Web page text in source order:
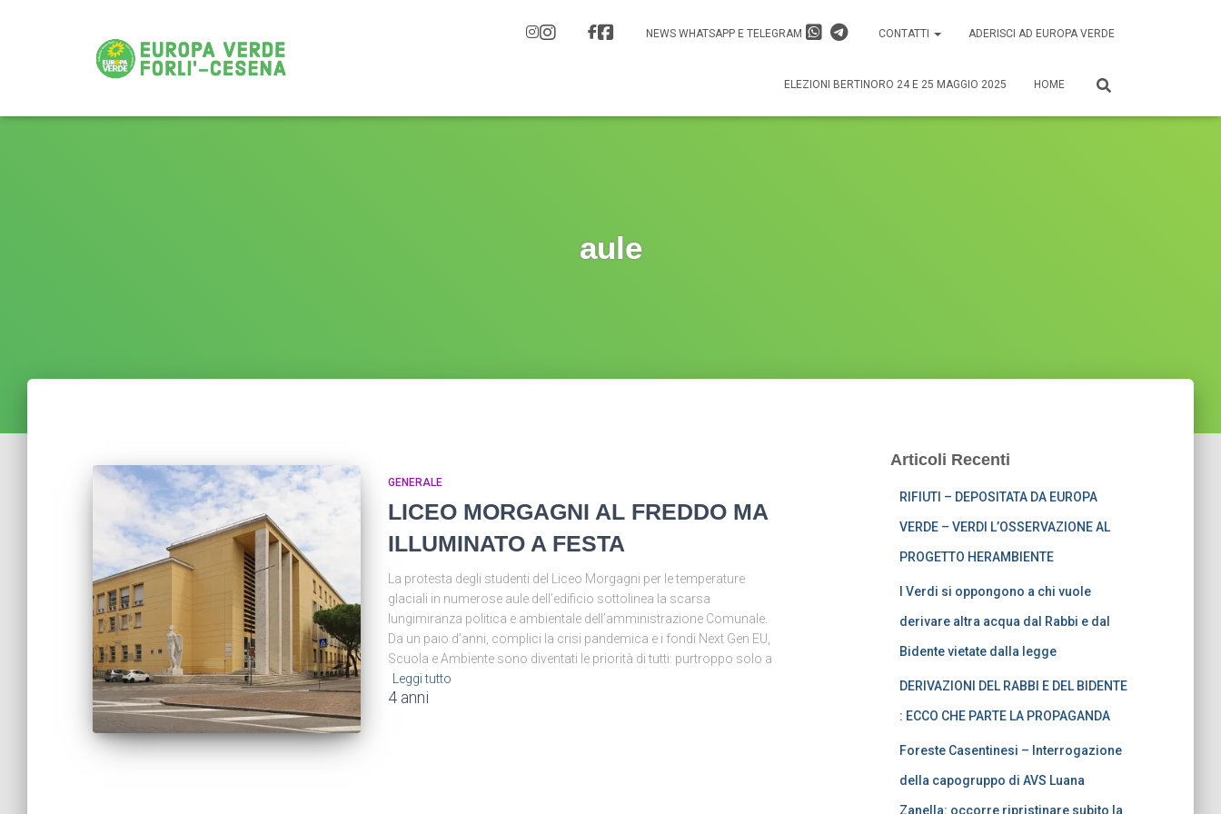
NEWS WHATSAPP E TELEGRAM CONTATTI ADERISCI AD EUROPA VERDE
ELEZIONI BERTINORO 24 E 25 MAGGIO 2025 HOME
aule
GENERALE
LICEO MORGAGNI AL FREDDO MA
ILLUMINATO A FESTA
La protesta degli studenti del Liceo Morgagni per le temperature
glaciali in numerose aule dell’edificio sottolinea la scarsa
lungimiranza politica e ambientale dell’amministrazione Comunale.
Da un paio d’anni, complici la crisi pandemica e i fondi Next Gen EU,
Scuola e Ambiente sono diventati le priorità di tutti: purtroppo solo a
Leggi tutto
4 anni
Articoli Recenti
RIFIUTI – DEPOSITATA DA EUROPA
VERDE – VERDI L’OSSERVAZIONE AL
PROGETTO HERAMBIENTE
I Verdi si oppongono a chi vuole
derivare altra acqua dal Rabbi e dal
Bidente vietate dalla legge
DERIVAZIONI DEL RABBI E DEL BIDENTE
: ECCO CHE PARTE LA PROPAGANDA
Foreste Casentinesi – Interrogazione
della capogruppo di AVS Luana
Zanella: occorre ripristinare subito la